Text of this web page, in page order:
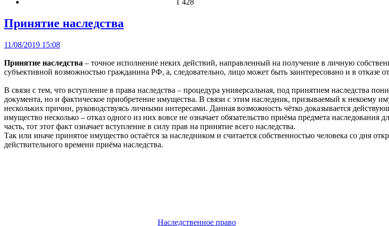
1 428
Принятие наследства
11/08/2019 15:08
Принятие наследства – точное исполнение неких действий, направленный на получение в личную
субъективной возможностью гражданина РФ, а, следовательно, лицо может быть заинтересовано и в отказе от
В связи с тем, что вступление в права наследства – процедура универсальная, под принятием наследства
документа, но и фактическое приобретение имущества. В связи с этим наследник, призываемый к некоему
нескольких причин, руководствуясь личными интересами. Данная возможность чётко доказывается
имущество несколько – отказ одного из них вовсе не означает обязательство приёма предмета
часть, тот этот факт означает вступление в силу прав на принятие всего наследства.
Так или иначе принятое имущество остаётся за наследником и считается собственностью человека со дня
действительного времени приёма наследства.
Наследственное право